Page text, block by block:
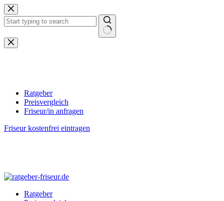
Zum
Inhalt
springen
Keine
Ergebnisse
Ratgeber
Preisvergleich
Friseur/in anfragen
Friseur kostenfrei eintragen
Ratgeber